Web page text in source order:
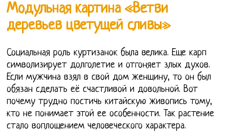
Модульная картина «Ветви
деревьев цветущей сливы»
Социальная роль куртизанок была велика. Еще карп
символизирует долголетие и отгоняет злых духов.
Если мужчина взял в свой дом женщину, то он был
обязан сделать её счастливой и довольной. Вот
почему трудно постичь китайскую живопись тому,
кто не понимает этой ее особенности. Так растение
стало воплощением человеческого характера.